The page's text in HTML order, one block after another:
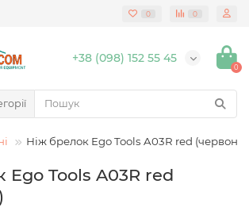
0 0
+38 (098) 152 55 45
0
Ніж брелок Ego Tools A03R red
Ego Tools A03R red